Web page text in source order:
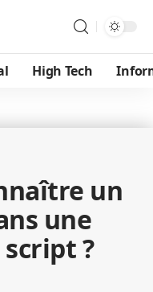
High Tech
un
une
?